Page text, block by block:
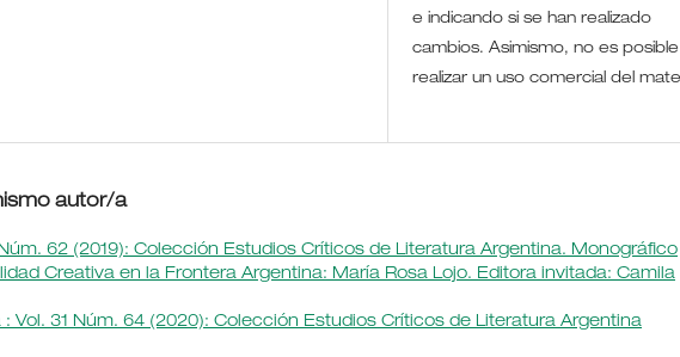
e indicando si se han realizado
cambios. Asimismo, no es posible
realizar un uso comercial del
autor/a
62 (2019): Colección Estudios Críticos de Literatura Argentina. Monográfico
Creativa en la Frontera Argentina: María Rosa Lojo. Editora invitada: Camila
Vol. 31 Núm. 64 (2020): Colección Estudios Críticos de Literatura Argentina